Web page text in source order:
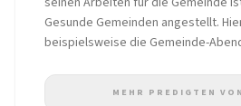
Gesunde Gemeinden angestellt.
beispielsweise die Gemeinde-
MEHR PREDIGTEN